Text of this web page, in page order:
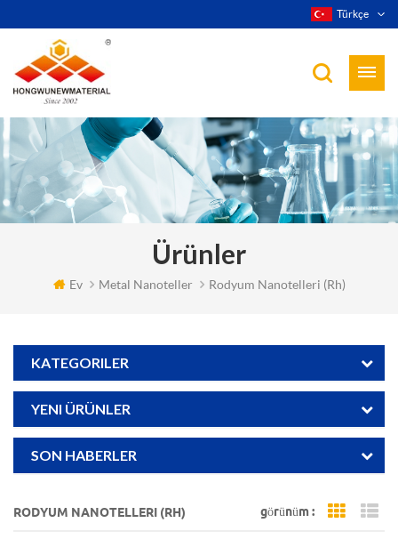
Türkçe
Ürünler
Ev Metal Nanoteller Rodyum Nanotelleri (rh)
KATEGORILER
YENI ÜRÜNLER
SON HABERLER
RODYUM NANOTELLERI (RH) görünüm : Grid